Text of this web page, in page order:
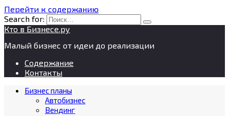
Перейти к содержанию
Search for:
Кто в Бизнесе.ру
Малый бизнес от идеи до реализации
Содержание
Контакты
Бизнес планы
Автобизнес
Вендинг